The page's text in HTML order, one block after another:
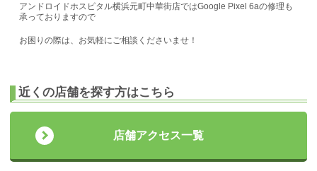
アンドロイドホスピタル横浜元町中華街店ではGoogle Pixel 6aの修理も
承っておりますので
お困りの際は、お気軽にご相談くださいませ！
近くの店舗を探す方はこちら
店舗アクセス一覧